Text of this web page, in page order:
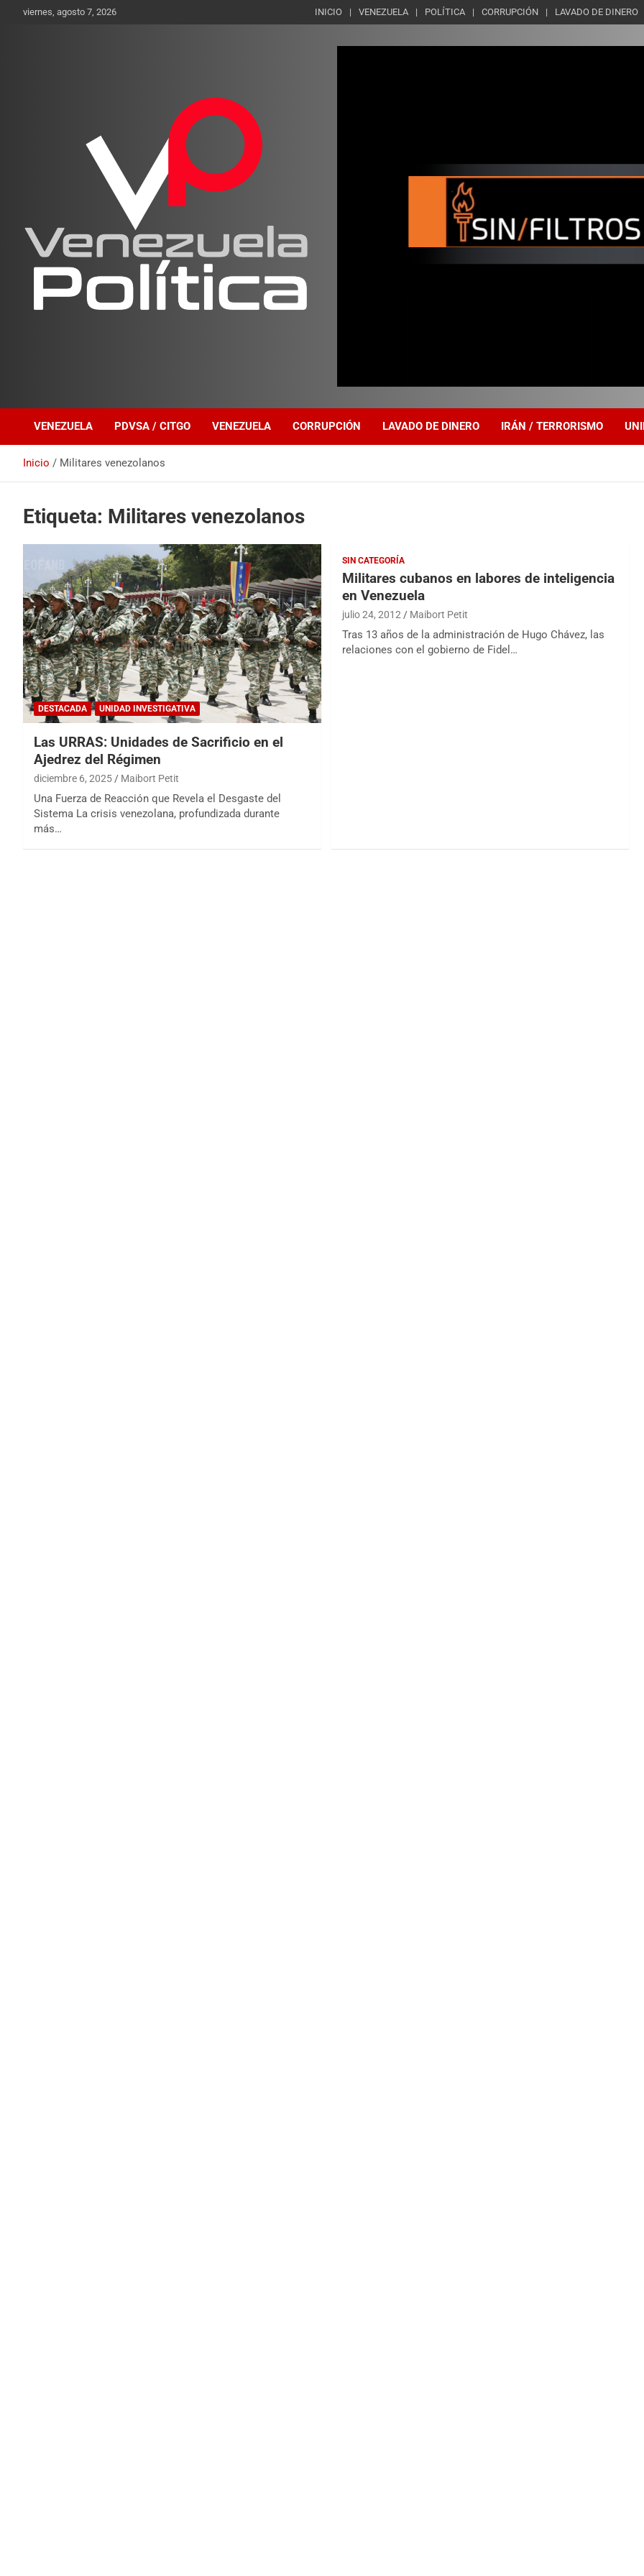
viernes, agosto 7, 2026 INICIO VENEZUELA POLÍTICA CORRUPCIÓN LAVADO DE DINERO
VENEZUELA PDVSA / CITGO VENEZUELA CORRUPCIÓN LAVADO DE DINERO IRÁN / TERRORISMO
Inicio Militares venezolanos
Etiqueta: Militares venezolanos
DESTACADA UNIDAD INVESTIGATIVA
Las URRAS: Unidades de Sacrificio en el
Ajedrez del Régimen
diciembre 6, 2025 Maibort Petit
Una Fuerza de Reacción que Revela el Desgaste del
Sistema La crisis venezolana, profundizada durante
más…
SIN CATEGORÍA
Militares cubanos en labores de inteligencia
en Venezuela
julio 24, 2012 Maibort Petit
Tras 13 años de la administración de Hugo Chávez, las
relaciones con el gobierno de Fidel…